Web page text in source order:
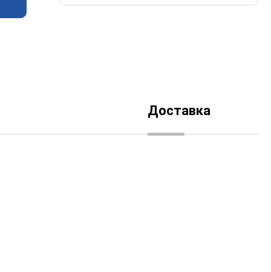
Доставка